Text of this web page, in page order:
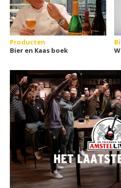
Producten
Bier en Kaas boek